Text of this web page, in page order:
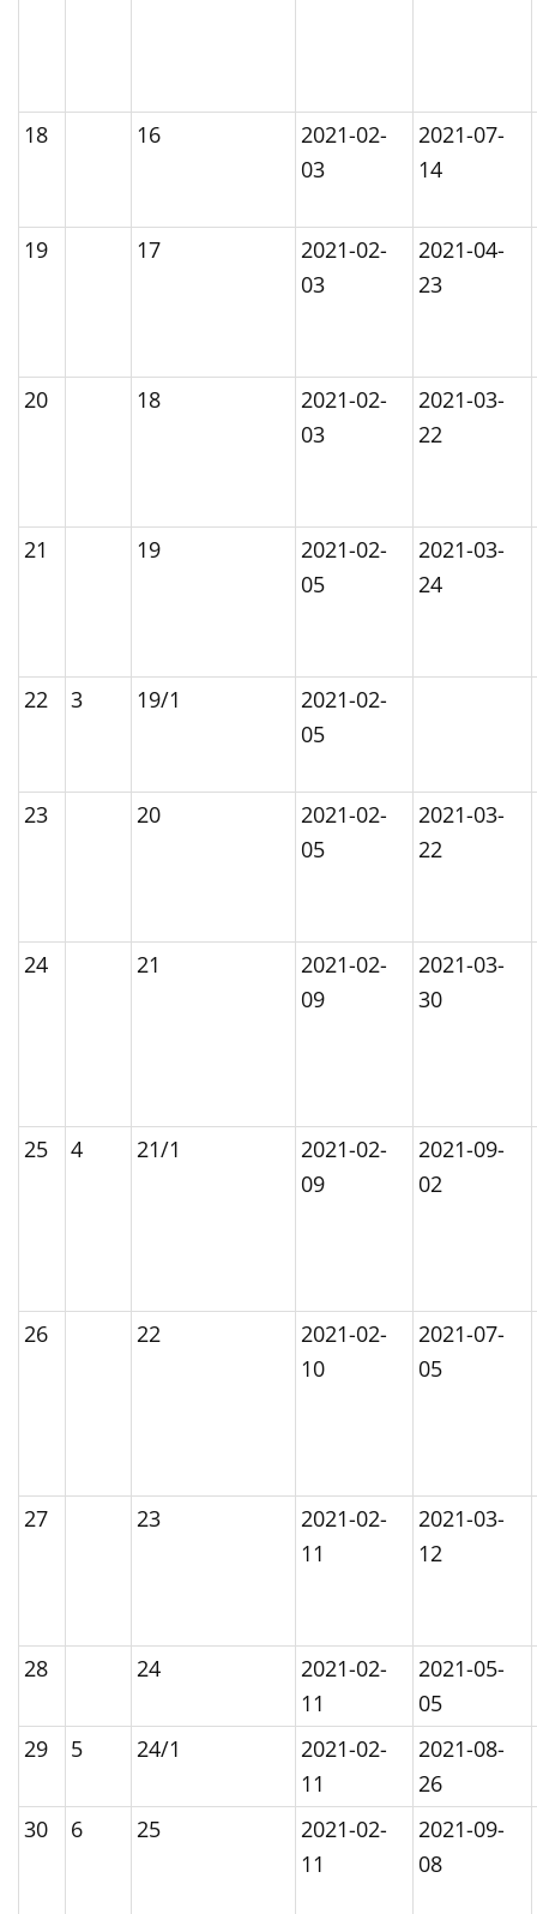
18 16
2021-02-
03
2021-07-
14
19 17
2021-02-
03
2021-04-
23
20 18
2021-02-
03
2021-03-
22
21 19
2021-02-
05
2021-03-
24
22 3 19/1
2021-02-
05
23 20
2021-02-
05
2021-03-
22
24 21
2021-02-
09
2021-03-
30
25 4 21/1
2021-02-
09
2021-09-
02
26 22
2021-02-
10
2021-07-
05
27 23
2021-02-
11
2021-03-
12
28 24
2021-02-
11
2021-05-
05
29
5 24/1
2021-02-
11
2021-08-
26
30
6 25
2021-02-
11
2021-09-
08